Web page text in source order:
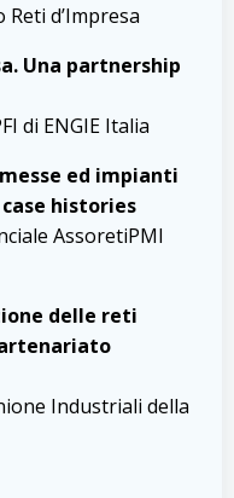
d’Impresa
Una partnership
di ENGIE Italia
ed impianti
histories
AssoretiPMI
delle reti
Industriali della